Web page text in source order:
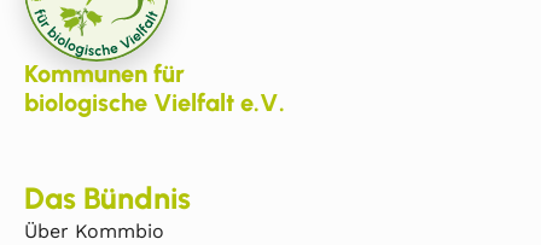
Kommunen für
biologische Vielfalt e.V.
Das Bündnis
Über Kommbio